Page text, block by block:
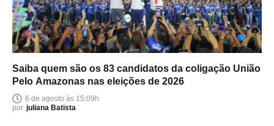
Saiba quem são os 83 candidatos da coligação União
Pelo Amazonas nas eleições de 2026
6 de agosto às 15:09h
por juliana Batista